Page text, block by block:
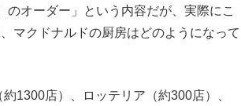
オーダー」という内容だが、実際にこ
マクドナルドの厨房はどのようになって
1300店）、ロッテリア（約300店）、